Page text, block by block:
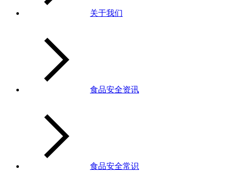
关于我们
食品安全资讯
食品安全常识